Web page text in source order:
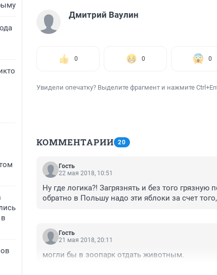
Дмитрий Ваулин
0 0 0
Увидели опечатку? Выделите фрагмент и нажмите
КОММЕНТАРИИ 20
Гость
22 мая 2018, 10:51
Ну где логика?! Загрязнять и без того
обратно в Польшу надо эти яблоки за счет
Гость
21 мая 2018, 20:11
могли бы в зоопарк отдать животным.